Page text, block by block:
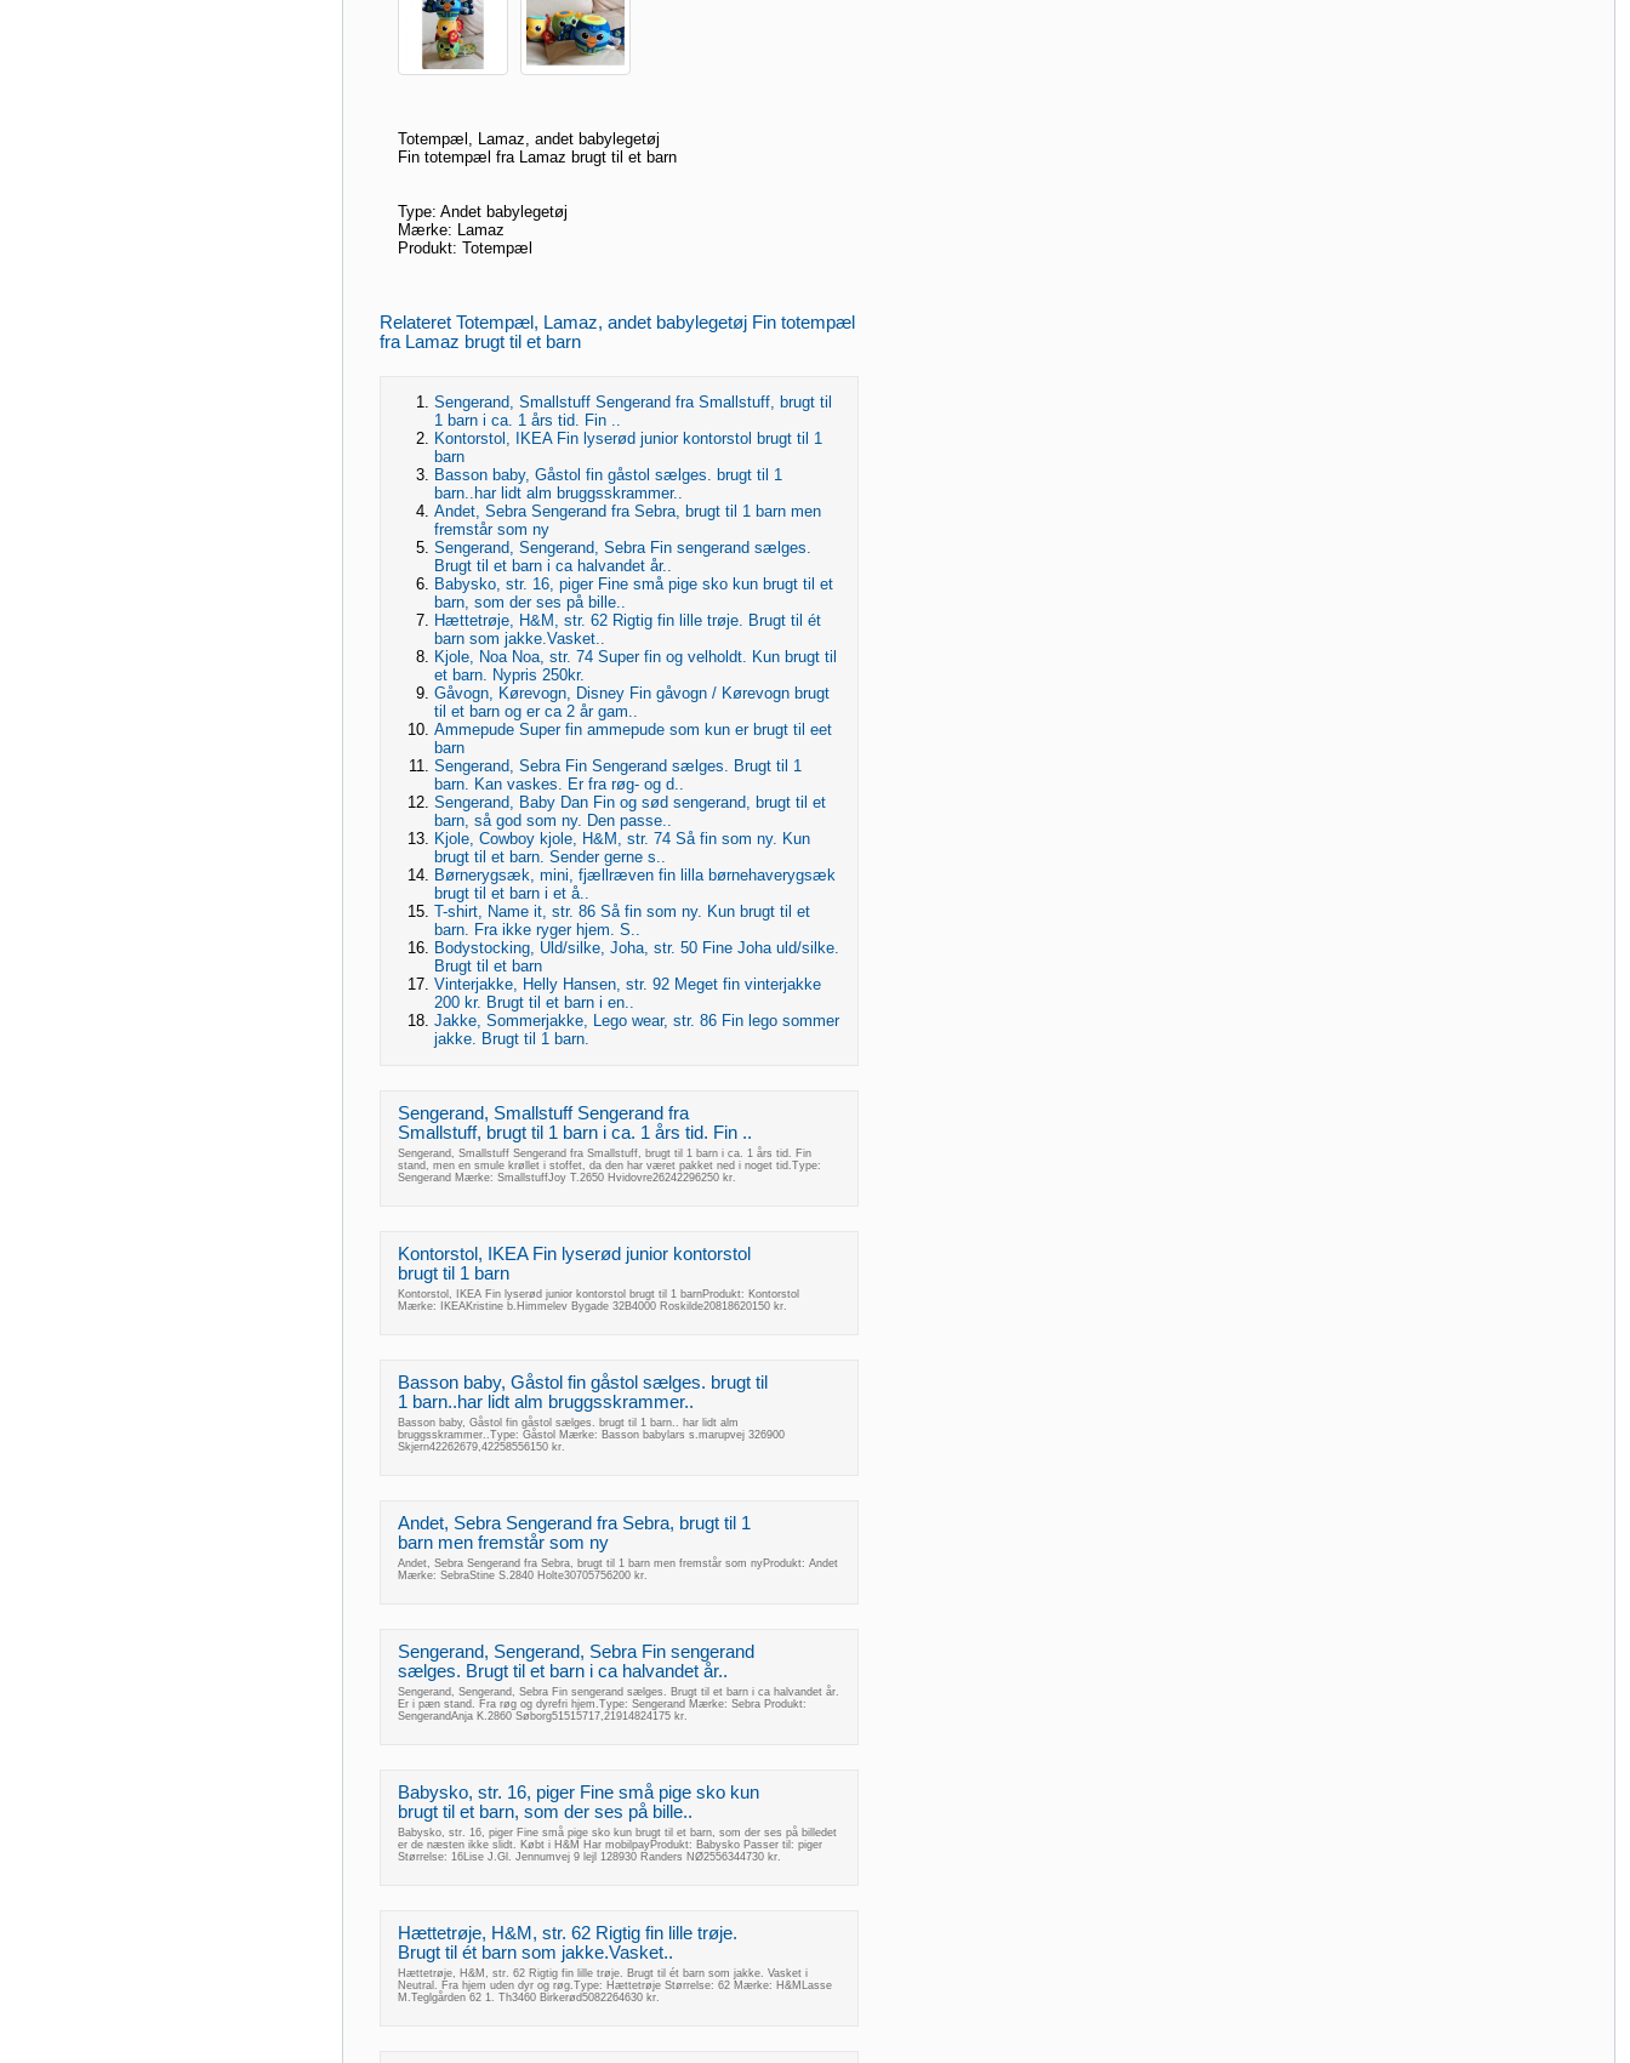
Totempæl, Lamaz, andet babylegetøj
Fin totempæl fra Lamaz brugt til et barn
Type: Andet babylegetøj
Mærke: Lamaz
Produkt: Totempæl
Relateret Totempæl, Lamaz, andet babylegetøj Fin totempæl
fra Lamaz brugt til et barn
Sengerand, Smallstuff Sengerand fra Smallstuff, brugt til
1 barn i ca. 1 års tid. Fin ..
Kontorstol, IKEA Fin lyserød junior kontorstol brugt til 1
barn
Basson baby, Gåstol fin gåstol sælges. brugt til 1
barn..har lidt alm bruggsskrammer..
Andet, Sebra Sengerand fra Sebra, brugt til 1 barn men
fremstår som ny
Sengerand, Sengerand, Sebra Fin sengerand sælges.
Brugt til et barn i ca halvandet år..
Babysko, str. 16, piger Fine små pige sko kun brugt til et
barn, som der ses på bille..
Hættetrøje, H&M, str. 62 Rigtig fin lille trøje. Brugt til ét
barn som jakke.Vasket..
Kjole, Noa Noa, str. 74 Super fin og velholdt. Kun brugt til
et barn. Nypris 250kr.
Gåvogn, Kørevogn, Disney Fin gåvogn / Kørevogn brugt
til et barn og er ca 2 år gam..
Ammepude Super fin ammepude som kun er brugt til eet
barn
Sengerand, Sebra Fin Sengerand sælges. Brugt til 1
barn. Kan vaskes. Er fra røg- og d..
Sengerand, Baby Dan Fin og sød sengerand, brugt til et
barn, så god som ny. Den passe..
Kjole, Cowboy kjole, H&M, str. 74 Så fin som ny. Kun
brugt til et barn. Sender gerne s..
Børnerygsæk, mini, fjællræven fin lilla børnehaverygsæk
brugt til et barn i et å..
T-shirt, Name it, str. 86 Så fin som ny. Kun brugt til et
barn. Fra ikke ryger hjem. S..
Bodystocking, Uld/silke, Joha, str. 50 Fine Joha uld/silke.
Brugt til et barn
Vinterjakke, Helly Hansen, str. 92 Meget fin vinterjakke
200 kr. Brugt til et barn i en..
Jakke, Sommerjakke, Lego wear, str. 86 Fin lego sommer
jakke. Brugt til 1 barn.
Sengerand, Smallstuff Sengerand fra
Smallstuff, brugt til 1 barn i ca. 1 års tid. Fin ..
Sengerand, Smallstuff Sengerand fra Smallstuff, brugt til 1 barn i ca. 1 års tid. Fin
stand, men en smule krøllet i stoffet, da den har været pakket ned i noget tid.Type:
Sengerand Mærke: SmallstuffJoy T.2650 Hvidovre26242296250 kr.
Kontorstol, IKEA Fin lyserød junior kontorstol
brugt til 1 barn
Kontorstol, IKEA Fin lyserød junior kontorstol brugt til 1 barnProdukt: Kontorstol
Mærke: IKEAKristine b.Himmelev Bygade 32B4000 Roskilde20818620150 kr.
Basson baby, Gåstol fin gåstol sælges. brugt til
1 barn..har lidt alm bruggsskrammer..
Basson baby, Gåstol fin gåstol sælges. brugt til 1 barn.. har lidt alm
bruggsskrammer..Type: Gåstol Mærke: Basson babylars s.marupvej 326900
Skjern42262679,42258556150 kr.
Andet, Sebra Sengerand fra Sebra, brugt til 1
barn men fremstår som ny
Andet, Sebra Sengerand fra Sebra, brugt til 1 barn men fremstår som nyProdukt: Andet
Mærke: SebraStine S.2840 Holte30705756200 kr.
Sengerand, Sengerand, Sebra Fin sengerand
sælges. Brugt til et barn i ca halvandet år..
Sengerand, Sengerand, Sebra Fin sengerand sælges. Brugt til et barn i ca halvandet år.
Er i pæn stand. Fra røg og dyrefri hjem.Type: Sengerand Mærke: Sebra Produkt:
SengerandAnja K.2860 Søborg51515717,21914824175 kr.
Babysko, str. 16, piger Fine små pige sko kun
brugt til et barn, som der ses på bille..
Babysko, str. 16, piger Fine små pige sko kun brugt til et barn, som der ses på billedet
er de næsten ikke slidt. Købt i H&M Har mobilpayProdukt: Babysko Passer til: piger
Størrelse: 16Lise J.Gl. Jennumvej 9 lejl 128930 Randers NØ2556344730 kr.
Hættetrøje, H&M, str. 62 Rigtig fin lille trøje.
Brugt til ét barn som jakke.Vasket..
Hættetrøje, H&M, str. 62 Rigtig fin lille trøje. Brugt til ét barn som jakke. Vasket i
Neutral. Fra hjem uden dyr og røg.Type: Hættetrøje Størrelse: 62 Mærke: H&MLasse
M.Teglgården 62 1. Th3460 Birkerød5082264630 kr.